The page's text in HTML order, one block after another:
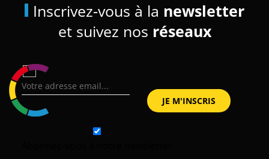
Inscrivez-vous à la newsletter
et suivez nos réseaux